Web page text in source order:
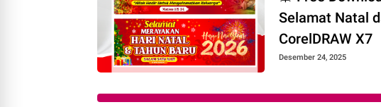
Selamat Natal
CorelDRAW X7
Desember 24, 2025